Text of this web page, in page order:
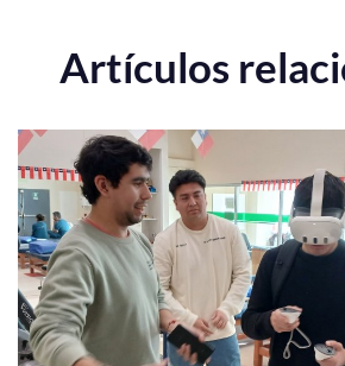
Artículos